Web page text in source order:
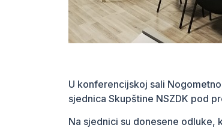
U konferencijskoj sali
sjednica Skupštine NSZDK pod
Na sjednici su donesene odluke,